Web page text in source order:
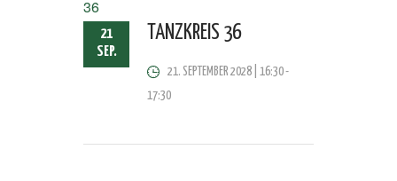
36
21
SEP.
TANZKREIS 36
21. SEPTEMBER 2028 | 16:30-
17:30